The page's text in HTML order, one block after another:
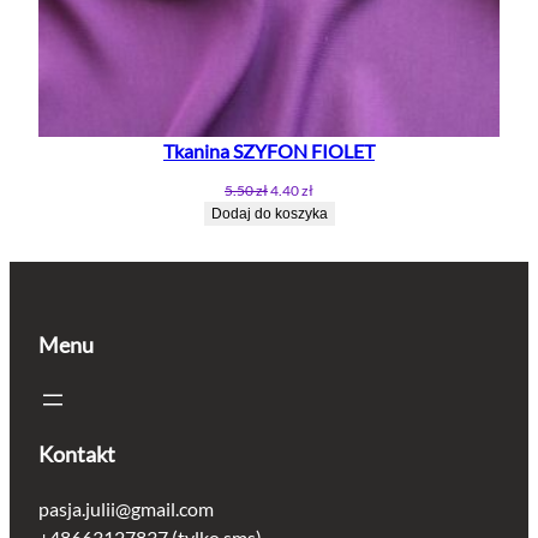
Tkanina SZYFON FIOLET
5.50złPierwotna
cena
4.40złAktualna
cena
Dodaj do koszyka
Menu
Kontakt
pasja.julii@gmail.com